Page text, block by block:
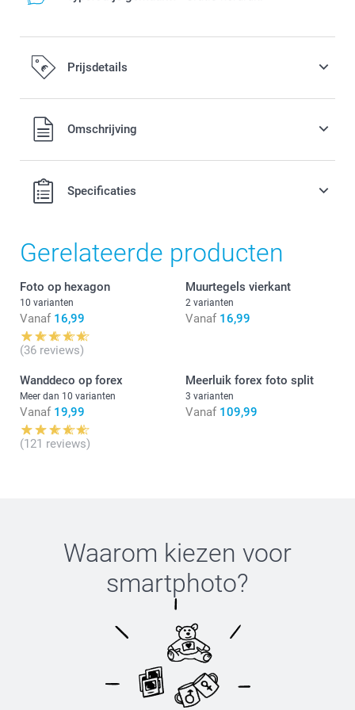
Prijsdetails
Alle prijzen zijn in EURO (€) inclusief BTW en exclusief
verzendkosten.Omschrijving
Specificaties
(gebruiksaanwijzing)
Gerelateerde producten
Foto op hexagon
10 varianten
Vanaf 16,99
(36 reviews)
Muurtegels vierkant
2 varianten
Vanaf 16,99
Wanddeco op forex
Meer dan 10 varianten
Vanaf 19,99
(121 reviews)
Meerluik forex foto split
3 varianten
Vanaf 109,99
Waarom kiezen voor
smartphoto?